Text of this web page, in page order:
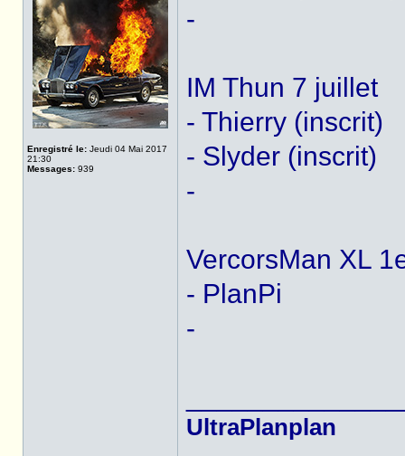
Enregistré le: Jeudi 04 Mai 2017
21:30
Messages: 939
-
IM Thun 7 juillet
- Thierry (inscrit)
- Slyder (inscrit)
-
VercorsMan XL
- PlanPi
-
UltraPlanplan